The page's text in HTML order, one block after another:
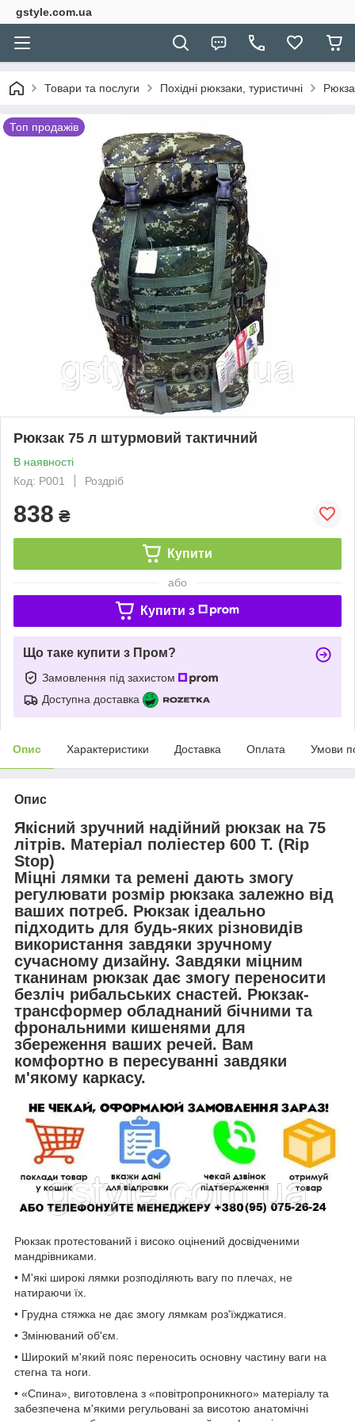
gstyle.com.ua
Товари та послуги Похідні рюкзаки, туристичні
Топ продажів
Рюкзак 75 л штурмовий тактичний
В наявності
Код: P001
Роздріб
838 ₴
Купити
або
Купити з
Що таке купити з Пром?
Замовлення під захистом
Доступна доставка
Опис Характеристики Доставка Оплата Умови
Опис
Якісний зручний надійний рюкзак на 75
літрів. Матеріал поліестер 600 Т. (Rip
Stop)
Міцні лямки та ремені дають змогу
регулювати розмір рюкзака залежно від
ваших потреб. Рюкзак ідеально
підходить для будь-яких різновидів
використання завдяки зручному
сучасному дизайну. Завдяки міцним
тканинам рюкзак дає змогу переносити
безліч рибальських снастей. Рюкзак-
трансформер обладнаний бічними та
фрональними кишенями для
збереження ваших речей. Вам
комфортно в пересуванні завдяки
м'якому каркасу.
Рюкзак протестований і високо оцінений досвідченими
мандрівниками.
• М'які широкі лямки розподіляють вагу по плечах, не
натираючи їх.
• Грудна стяжка не дає змогу лямкам роз'їжджатися.
• Змінюваний об'єм.
• Широкий м'який пояс переносить основну частину ваги на
стегна та ноги.
• «Спина», виготовлена з «повітропроникного» матеріалу та
забезпечена м'якими регульовані за висотою анатомічні